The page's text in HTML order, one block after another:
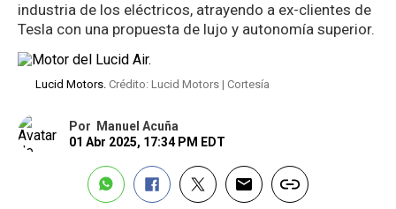
industria de los eléctricos, atrayendo a ex-clientes de
Tesla con una propuesta de lujo y autonomía superior.
Lucid Motors. Crédito: Lucid Motors | Cortesía
Por
Manuel Acuña
01 Abr 2025, 17:34 PM EDT